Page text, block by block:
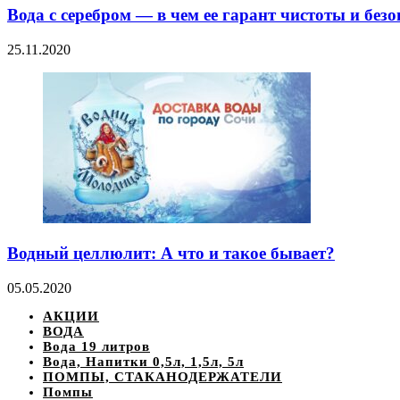
Вода с серебром — в чем ее гарант чистоты и
25.11.2020
Водный целлюлит: А что и такое бывает?
05.05.2020
АКЦИИ
ВОДА
Вода 19 литров
Вода, Напитки 0,5л, 1,5л, 5л
ПОМПЫ, СТАКАНОДЕРЖАТЕЛИ
Помпы